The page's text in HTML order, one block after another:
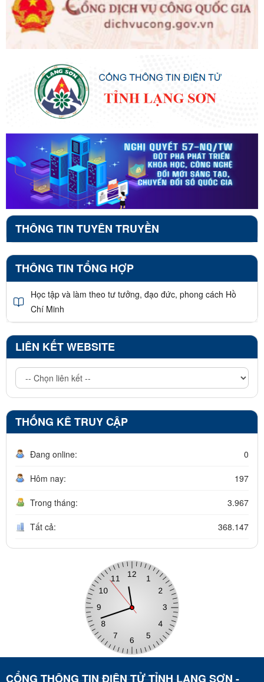
THÔNG TIN TUYÊN TRUYỀN
THÔNG TIN TỔNG HỢP
Học tập và làm theo tư tưởng, đạo đức, phong cách Hồ
Chí Minh
LIÊN KẾT WEBSITE
THỐNG KÊ TRUY CẬP
Đang online: 0
Hôm nay: 197
Trong tháng: 3.967
Tất cả: 368.147
CỔNG THÔNG TIN ĐIỆN TỬ TỈNH LẠNG SƠN -